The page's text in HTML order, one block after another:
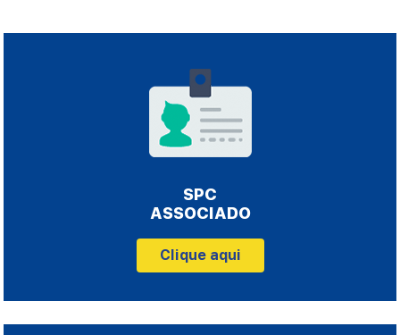
SPC
ASSOCIADO
Clique aqui